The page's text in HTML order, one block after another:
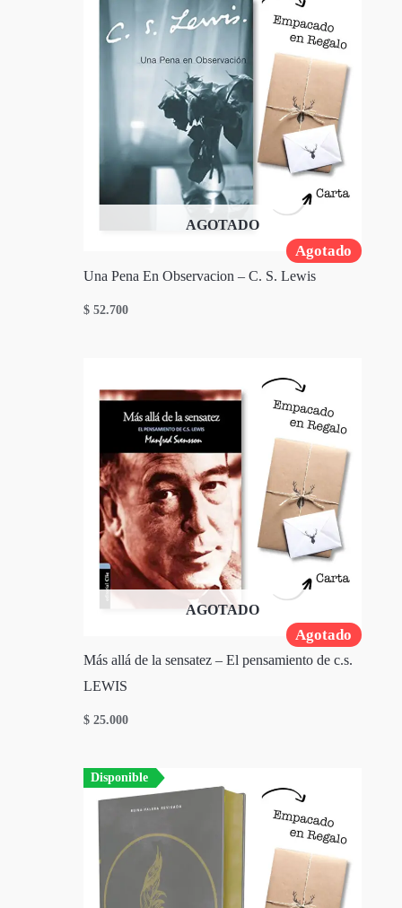
Agotado
AGOTADO
Una Pena En Observacion – C. S. Lewis
$ 52.700
Agotado
AGOTADO
Más allá de la sensatez – El pensamiento de c.s.
LEWIS
$ 25.000
Disponible